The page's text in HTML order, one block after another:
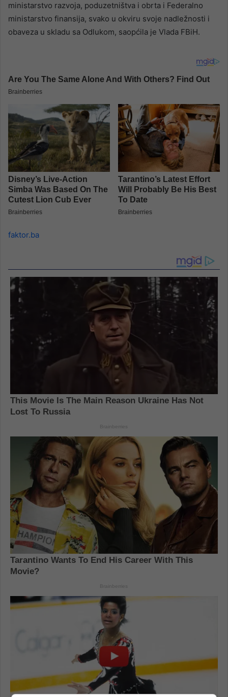
ministarstvo razvoja, poduzetništva i obrta i Federalno
ministarstvo finansija, svako u okviru svoje nadležnosti i
obaveza u skladu sa Odlukom, saopćila je Vlada FBiH.
faktor.ba